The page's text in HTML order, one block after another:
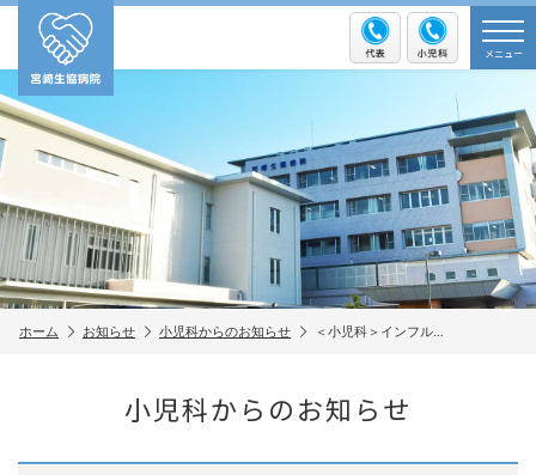
メニュー
ホーム お知らせ 小児科からのお知らせ ＜小児科＞インフル…
小児科からのお知らせ